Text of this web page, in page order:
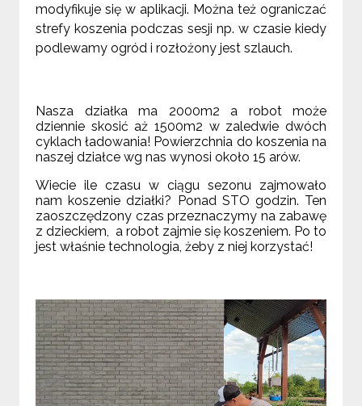
modyfikuje się w aplikacji. Można też ograniczać
strefy koszenia podczas sesji np. w czasie kiedy
podlewamy ogród i rozłożony jest szlauch.
Nasza działka ma 2000m2 a robot może
dziennie skosić aż 1500m2 w zaledwie dwóch
cyklach ładowania! Powierzchnia do koszenia na
naszej działce wg nas wynosi około 15 arów.
Wiecie ile czasu w ciągu sezonu zajmowało
nam koszenie działki? Ponad STO godzin. Ten
zaoszczędzony czas przeznaczymy na zabawę
z dzieckiem, a robot zajmie się koszeniem. Po to
jest właśnie technologia, żeby z niej korzystać!